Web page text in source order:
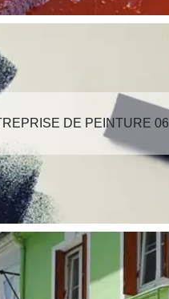
DE PEINTURE 06